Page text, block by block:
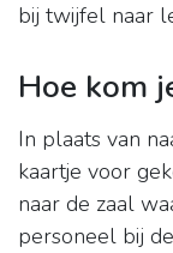
bij twijfel naar
Hoe kom
In plaats van
kaartje voor
naar de zaal
personeel bij